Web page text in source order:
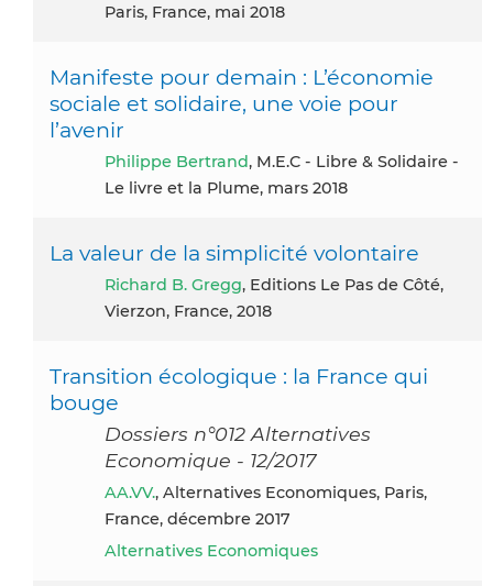
Paris, France, mai 2018
Manifeste pour demain : L’économie
sociale et solidaire, une voie pour
l’avenir
Philippe Bertrand, M.E.C - Libre & Solidaire -
Le livre et la Plume, mars 2018
La valeur de la simplicité volontaire
Richard B. Gregg, Editions Le Pas de Côté,
Vierzon, France, 2018
Transition écologique : la France qui
bouge
Dossiers n°012 Alternatives
Economique - 12/2017
AA.VV., Alternatives Economiques, Paris,
France, décembre 2017
Alternatives Economiques